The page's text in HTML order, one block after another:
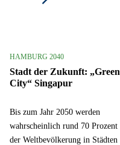
HAMBURG 2040
Stadt der Zukunft: „Green
City“ Singapur
Bis zum Jahr 2050 werden
wahrscheinlich rund 70 Prozent
der Weltbevölkerung in Städten